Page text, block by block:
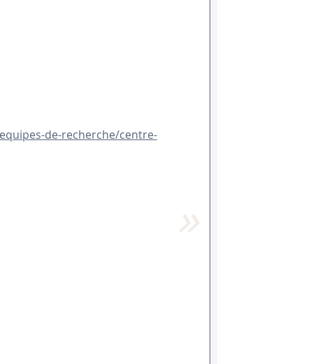
de-recherche/centre-